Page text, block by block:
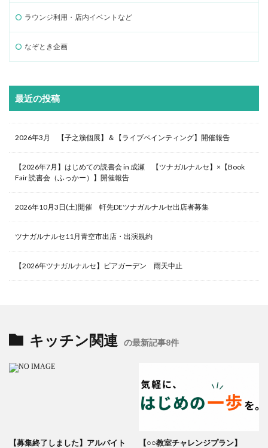
ラウンジ利用・店内イベントなど
なぞとき企画
最近の投稿
2026年3月 【子之籏個展】＆【ライブペインティング】開催報告
【2026年7月】はじめての読書会 in 成瀬 【ツナガルナルセ】×【Book
Fair 読書会（ふっかー）】開催報告
2026年10月3日(土)開催 軒先DEツナガルナルセ出店者募集
ツナガルナルセ11月青空市出店・出演規約
【2026年ツナガルナルセ】ビアガーデン 雨天中止
キッチン関連 の最新記事8件
【募集終了しました】アルバイト
【○○教室チャレンジプラン】